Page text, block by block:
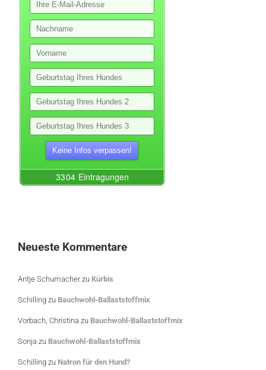
Neueste Kommentare
Antje Schumacherzu Kürbis
Schilling zu Bauchwohl-Ballaststoffmix
Vorbach, Christina zu Bauchwohl-Ballaststoffmix
Sonja zu Bauchwohl-Ballaststoffmix
Schilling zu Natron für den Hund?